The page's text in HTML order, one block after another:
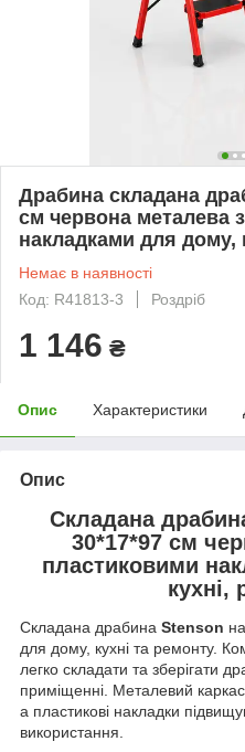
Драбина складана
см червона металева
накладками для дому,
Немає в наявності
Код: R41813-3
Роздріб
1 146 ₴
Опис Характеристики
Опис
Складана
30*17*97 см
пластиковими
кухні,
Складана драбина Stenson
для дому, кухні та ремонту.
легко складати та зберігати
приміщенні. Металевий каркас
а пластикові накладки
використання.